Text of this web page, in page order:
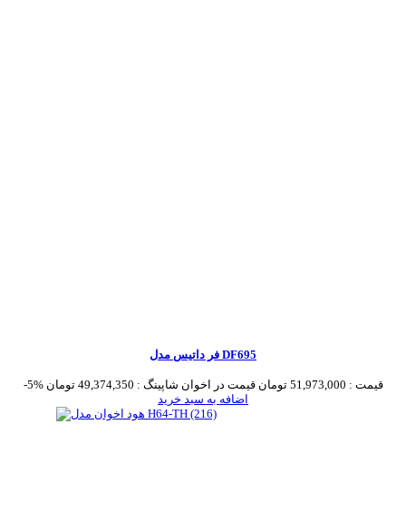
فر داتیس مدل DF695
-5% قیمت : 51,973,000 تومان قیمت در اخوان شاپینگ : 49,374,350 تومان
اضافه به سبد خرید